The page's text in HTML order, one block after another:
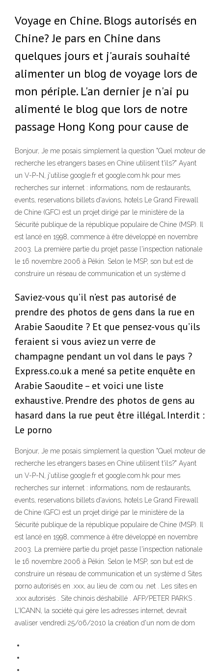
Voyage en Chine. Blogs autorisés en
Chine? Je pars en Chine dans
quelques jours et j'aurais souhaité
alimenter un blog de voyage lors de
mon périple. L'an dernier je n'ai pu
alimenté le blog que lors de notre
passage Hong Kong pour cause de
Bonjour, Je me posais simplement la question "Quel moteur de
recherche les etrangers bases en Chine utilisent t'ils?" Ayant
un V-P-N, j'utilise google.fr et google.com.hk pour mes
recherches sur internet : informations, nom de restaurants,
events, reservations billets d'avions, hotels Le Grand Firewall
de Chine (GFC) est un projet dirigé par le ministère de la
Sécurité publique de la république populaire de Chine (MSP). Il
est lancé en 1998, commence à être développé en novembre
2003. La première partie du projet passe l'inspection nationale
le 16 novembre 2006 à Pékin. Selon le MSP, son but est de
construire un réseau de communication et un système d
Saviez-vous qu’il n’est pas autorisé de
prendre des photos de gens dans la rue en
Arabie Saoudite ? Et que pensez-vous qu’ils
feraient si vous aviez un verre de
champagne pendant un vol dans le pays ?
Express.co.uk a mené sa petite enquête en
Arabie Saoudite – et voici une liste
exhaustive. Prendre des photos de gens au
hasard dans la rue peut être illégal. Interdit :
Le porno
Bonjour, Je me posais simplement la question "Quel moteur de
recherche les etrangers bases en Chine utilisent t'ils?" Ayant
un V-P-N, j'utilise google.fr et google.com.hk pour mes
recherches sur internet : informations, nom de restaurants,
events, reservations billets d'avions, hotels Le Grand Firewall
de Chine (GFC) est un projet dirigé par le ministère de la
Sécurité publique de la république populaire de Chine (MSP). Il
est lancé en 1998, commence à être développé en novembre
2003. La première partie du projet passe l'inspection nationale
le 16 novembre 2006 à Pékin. Selon le MSP, son but est de
construire un réseau de communication et un système d Sites
porno autorisés en .xxx, au lieu de .com ou .net . Les sites en
.xxx autorisés . Site chinois déshabillé . AFP/PETER PARKS .
L'ICANN, la société qui gère les adresses internet, devrait
avaliser vendredi 25/06/2010 la création d'un nom de dom